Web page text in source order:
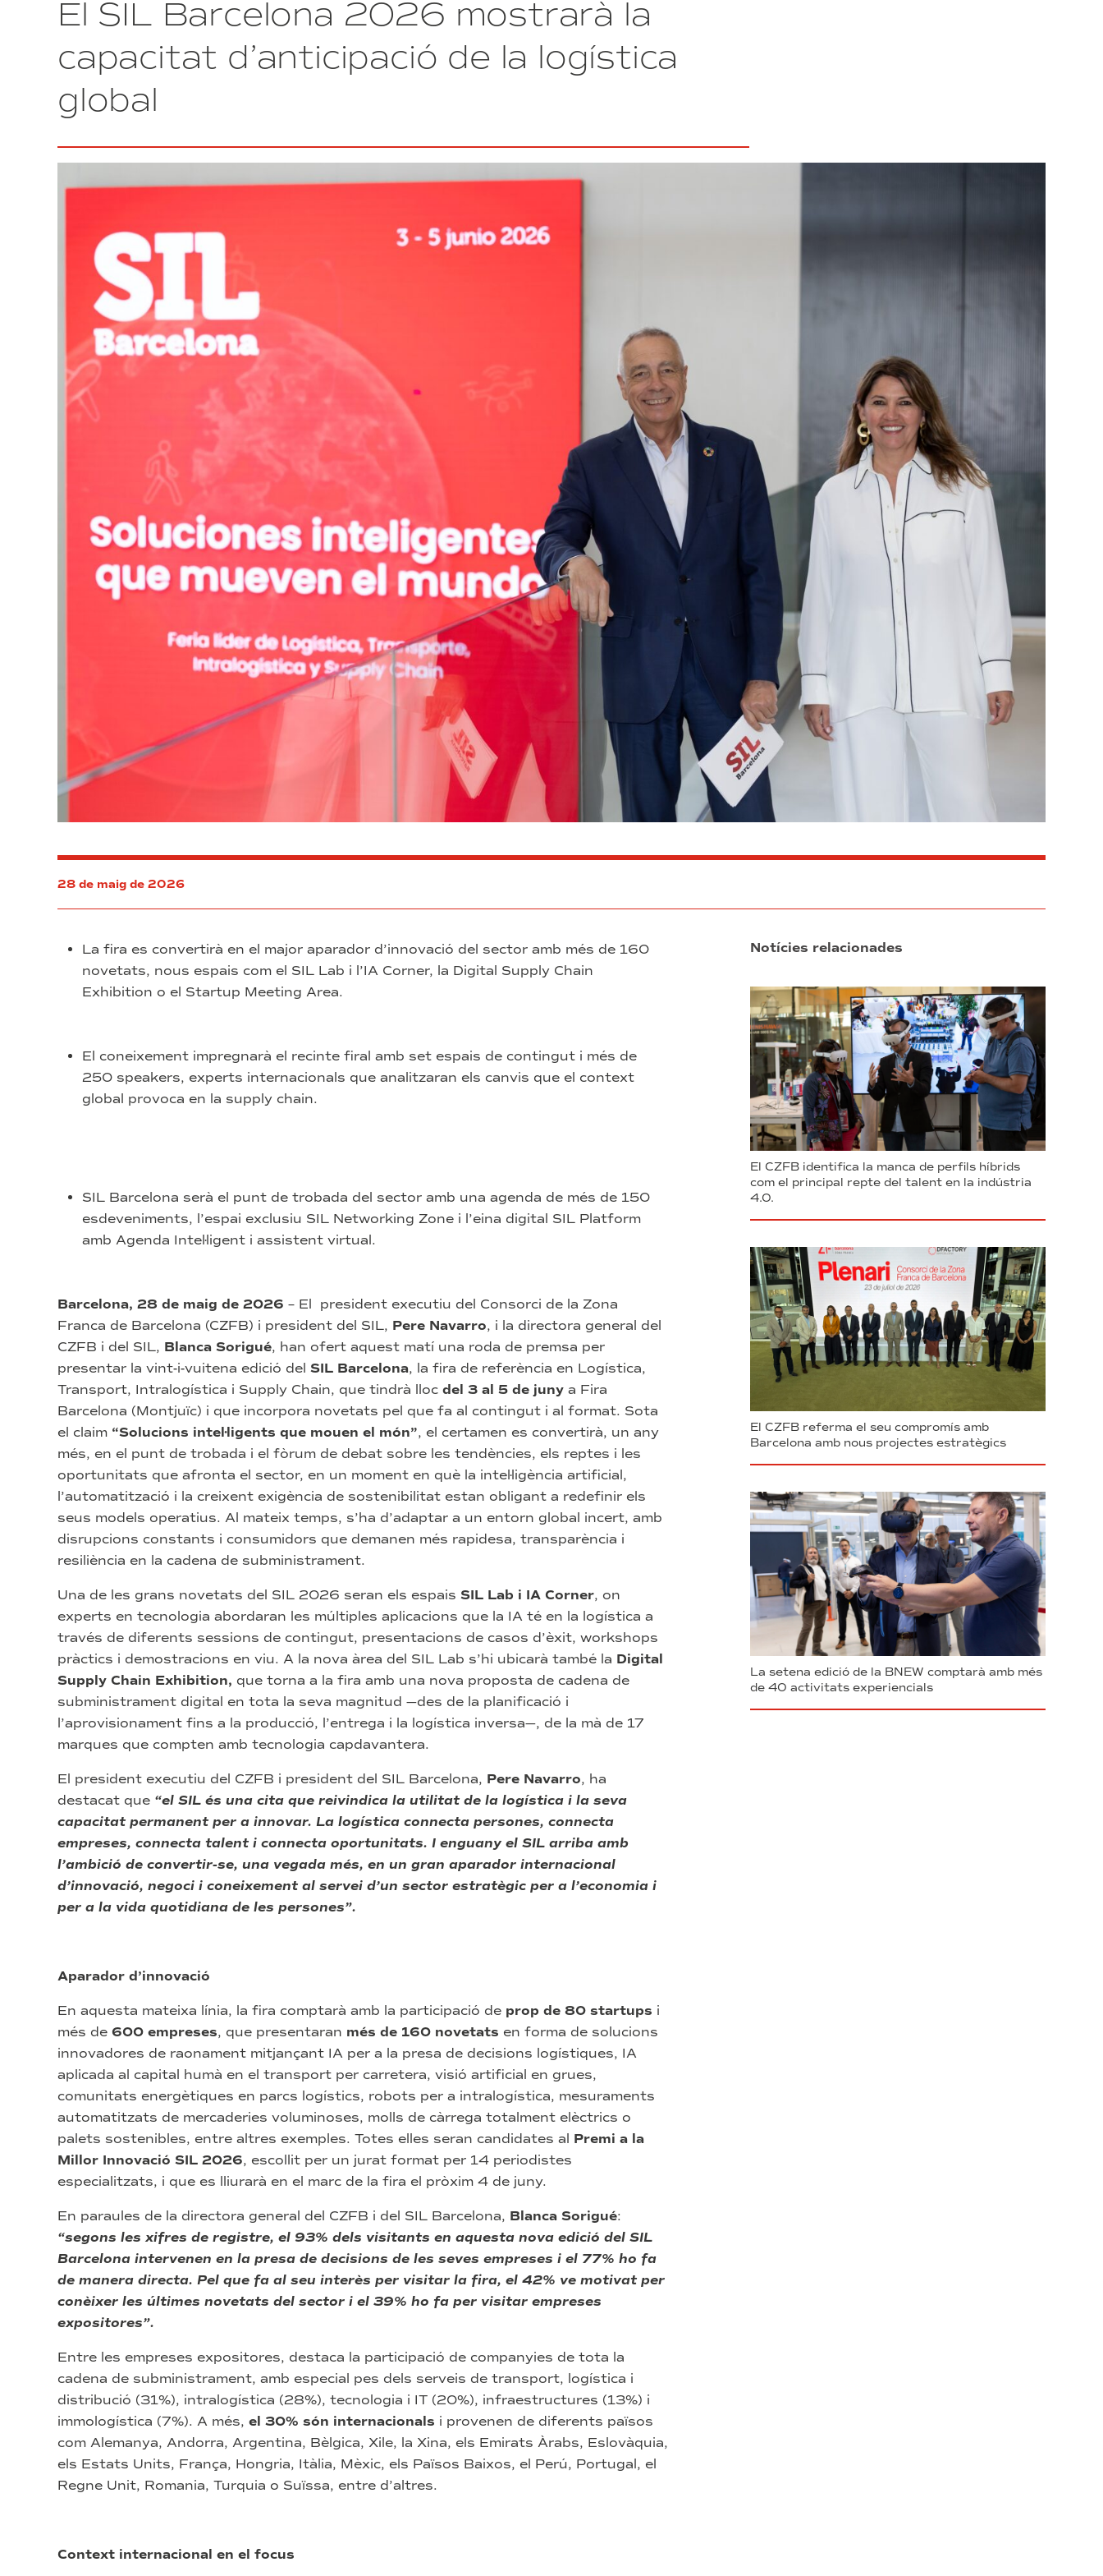
El SIL Barcelona 2026 mostrarà la
capacitat d’anticipació de la logística
global
28 de maig de 2026
La fira es convertirà en el major aparador d’innovació del sector amb més de 160
novetats, nous espais com el SIL Lab i l’IA Corner, la Digital Supply Chain
Exhibition o el Startup Meeting Area.
El coneixement impregnarà el recinte firal amb set espais de contingut i més de
250 speakers, experts internacionals que analitzaran els canvis que el context
global provoca en la supply chain.
SIL Barcelona serà el punt de trobada del sector amb una agenda de més de 150
esdeveniments, l’espai exclusiu SIL Networking Zone i l’eina digital SIL Platform
amb Agenda Intel·ligent i assistent virtual.
Barcelona, 28 de maig de 2026 – El president executiu del Consorci de la Zona
Franca de Barcelona (CZFB) i president del SIL, Pere Navarro, i la directora general del
CZFB i del SIL, Blanca Sorigué, han ofert aquest matí una roda de premsa per
presentar la vint-i-vuitena edició del SIL Barcelona, la fira de referència en Logística,
Transport, Intralogística i Supply Chain, que tindrà lloc del 3 al 5 de juny a Fira
Barcelona (Montjuïc) i que incorpora novetats pel que fa al contingut i al format. Sota
el claim “Solucions intel·ligents que mouen el món”, el certamen es convertirà, un any
més, en el punt de trobada i el fòrum de debat sobre les tendències, els reptes i les
oportunitats que afronta el sector, en un moment en què la intel·ligència artificial,
l’automatització i la creixent exigència de sostenibilitat estan obligant a redefinir els
seus models operatius. Al mateix temps, s’ha d’adaptar a un entorn global incert, amb
disrupcions constants i consumidors que demanen més rapidesa, transparència i
resiliència en la cadena de subministrament.
Una de les grans novetats del SIL 2026 seran els espais SIL Lab i IA Corner, on
experts en tecnologia abordaran les múltiples aplicacions que la IA té en la logística a
través de diferents sessions de contingut, presentacions de casos d’èxit, workshops
pràctics i demostracions en viu. A la nova àrea del SIL Lab s’hi ubicarà també la Digital
Supply Chain Exhibition, que torna a la fira amb una nova proposta de cadena de
subministrament digital en tota la seva magnitud —des de la planificació i
l’aprovisionament fins a la producció, l’entrega i la logística inversa—, de la mà de 17
marques que compten amb tecnologia capdavantera.
El president executiu del CZFB i president del SIL Barcelona, Pere Navarro, ha
destacat que “el SIL és una cita que reivindica la utilitat de la logística i la seva
capacitat permanent per a innovar. La logística connecta persones, connecta
empreses, connecta talent i connecta oportunitats. I enguany el SIL arriba amb
l’ambició de convertir-se, una vegada més, en un gran aparador internacional
d’innovació, negoci i coneixement al servei d’un sector estratègic per a l’economia i
per a la vida quotidiana de les persones”.
Aparador d’innovació
En aquesta mateixa línia, la fira comptarà amb la participació de prop de 80 startups i
més de 600 empreses, que presentaran més de 160 novetats en forma de solucions
innovadores de raonament mitjançant IA per a la presa de decisions logístiques, IA
aplicada al capital humà en el transport per carretera, visió artificial en grues,
comunitats energètiques en parcs logístics, robots per a intralogística, mesuraments
automatitzats de mercaderies voluminoses, molls de càrrega totalment elèctrics o
palets sostenibles, entre altres exemples. Totes elles seran candidates al Premi a la
Millor Innovació SIL 2026, escollit per un jurat format per 14 periodistes
especialitzats, i que es lliurarà en el marc de la fira el pròxim 4 de juny.
En paraules de la directora general del CZFB i del SIL Barcelona, Blanca Sorigué:
“segons les xifres de registre, el 93% dels visitants en aquesta nova edició del SIL
Barcelona intervenen en la presa de decisions de les seves empreses i el 77% ho fa
de manera directa. Pel que fa al seu interès per visitar la fira, el 42% ve motivat per
conèixer les últimes novetats del sector i el 39% ho fa per visitar empreses
expositores”.
Entre les empreses expositores, destaca la participació de companyies de tota la
cadena de subministrament, amb especial pes dels serveis de transport, logística i
distribució (31%), intralogística (28%), tecnologia i IT (20%), infraestructures (13%) i
immologística (7%). A més, el 30% són internacionals i provenen de diferents països
com Alemanya, Andorra, Argentina, Bèlgica, Xile, la Xina, els Emirats Àrabs, Eslovàquia,
els Estats Units, França, Hongria, Itàlia, Mèxic, els Països Baixos, el Perú, Portugal, el
Regne Unit, Romania, Turquia o Suïssa, entre d’altres.
Context internacional en el focus
recinte
firal
SIL
Barcelona
amb
set
espais
SIL
2026:
comença
la
Notícies relacionades
El CZFB identifica la manca de perfils híbrids
com el principal repte del talent en la indústria
4.0.
El CZFB referma el seu compromís amb
Barcelona amb nous projectes estratègics
La setena edició de la BNEW comptarà amb més
de 40 activitats experiencials